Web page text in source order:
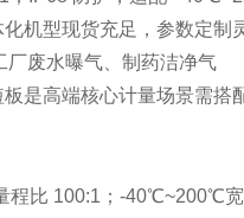
机型现货充足，参数定制
厂废水曝气、制药洁净气
是高端核心计量场景需搭
程比 100:1；-40℃~200℃